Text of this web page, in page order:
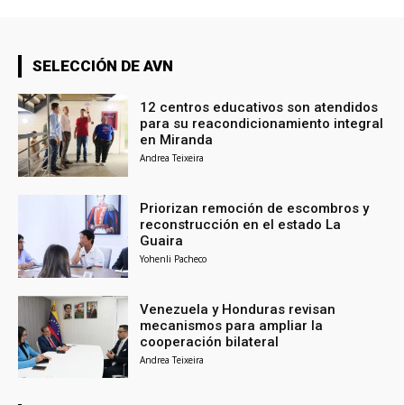
SELECCIÓN DE AVN
12 centros educativos son atendidos
para su reacondicionamiento integral
en Miranda
Andrea Teixeira
Priorizan remoción de escombros y
reconstrucción en el estado La
Guaira
Yohenli Pacheco
Venezuela y Honduras revisan
mecanismos para ampliar la
cooperación bilateral
Andrea Teixeira